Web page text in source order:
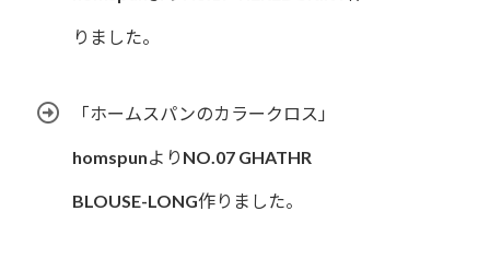
りました。
「ホームスパンのカラークロス」
homspunよりNO.07 GHATHR
BLOUSE-LONG作りました。